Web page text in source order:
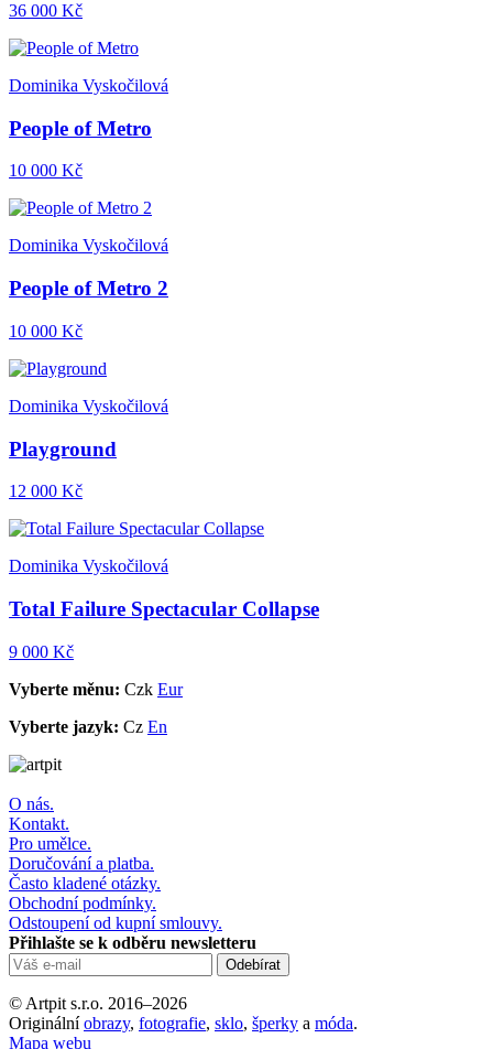
36 000 Kč
Dominika Vyskočilová
People of Metro
10 000 Kč
Dominika Vyskočilová
People of Metro 2
10 000 Kč
Dominika Vyskočilová
Playground
12 000 Kč
Dominika Vyskočilová
Total Failure Spectacular Collapse
9 000 Kč
Vyberte měnu: Czk Eur
Vyberte jazyk: Cz En
O nás.
Kontakt.
Pro umělce.
Doručování a platba.
Často kladené otázky.
Obchodní podmínky.
Odstoupení od kupní smlouvy.
Přihlašte se k odběru newsletteru
© Artpit s.r.o. 2016–2026
Originálníobrazy, fotografie, sklo, šperky a móda.
Mapa webu